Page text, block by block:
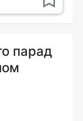
парад